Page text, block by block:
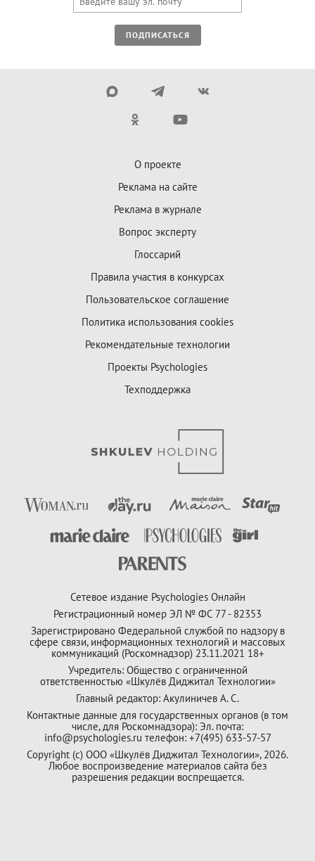
ПОДПИСАТЬСЯ
О проекте
Реклама на сайте
Реклама в журнале
Вопрос эксперту
Глоссарий
Правила участия в конкурсах
Пользовательское соглашение
Политика использования cookies
Рекомендательные технологии
Проекты Psychologies
Техподдержка
Сетевое издание Psychologies Онлайн
Регистрационный номер ЭЛ № ФС 77 - 82353
Зарегистрировано Федеральной службой по надзору в
сфере связи, информационных технологий и массовых
коммуникаций (Роскомнадзор) 23.11.2021 18+
Учредитель: Общество с ограниченной
ответственностью «Шкулёв Диджитал Технологии»
Главный редактор: Акулиничев А. С.
Контактные данные для государственных органов (в том
числе, для Роскомнадзора): Эл. почта:
info@psychologies.ru телефон: +7(495) 633-57-57
Copyright (с) ООО «Шкулёв Диджитал Технологии», 2026.
Любое воспроизведение материалов сайта без
разрешения редакции воспрещается.